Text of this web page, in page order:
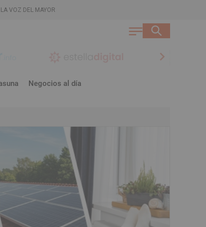
LA VOZ DEL MAYOR
chevron_right
Negocios al día